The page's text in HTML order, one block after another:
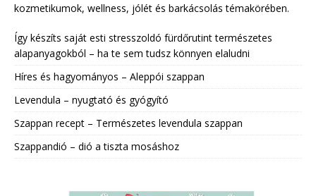
kozmetikumok, wellness, jólét és barkácsolás témakörében.
Így készíts saját esti stresszoldó fürdőrutint természetes
alapanyagokból – ha te sem tudsz könnyen elaludni
Híres és hagyományos – Aleppói szappan
Levendula – nyugtató és gyógyító
Szappan recept – Természetes levendula szappan
Szappandió – dió a tiszta mosáshoz